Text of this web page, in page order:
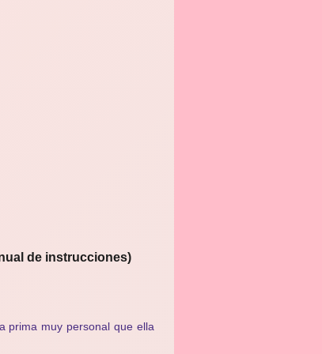
de instrucciones)
prima muy personal que ella